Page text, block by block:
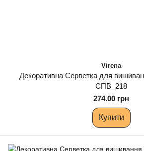
Virena
Декоративна Серветка для
СПВ_218
274.00 грн
Купити